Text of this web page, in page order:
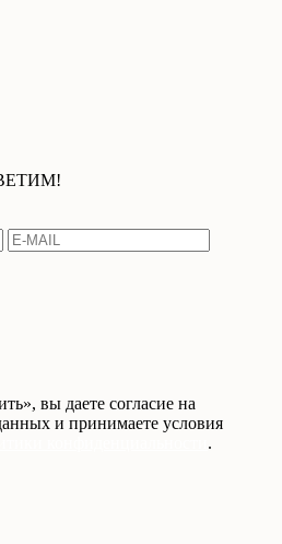
вы даете согласие на
и принимаете условия
.